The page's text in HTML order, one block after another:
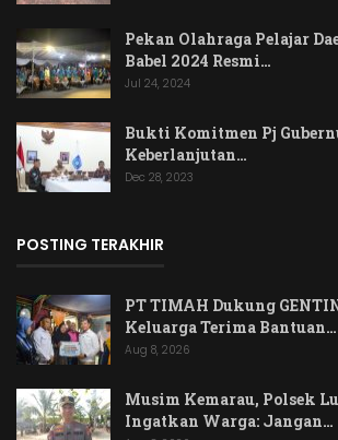
Pekan Olahraga Pelajar
Babel 2024 Resmi…
Jul 24, 2024
Bukti Komitmen Pj
Keberlanjutan…
Dec 28, 2023
POSTING TERAKHIR
PT TIMAH Dukung
Keluarga Terima Bantuan…
Aug 8, 2026
Musim Kemarau, Polsek
Ingatkan Warga: Jangan…